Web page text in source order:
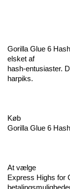
Gorilla Glue 6
elsket af
hash-entusiaster.
harpiks.
Køb
Gorilla Glue 6
At vælge
Express Highs for